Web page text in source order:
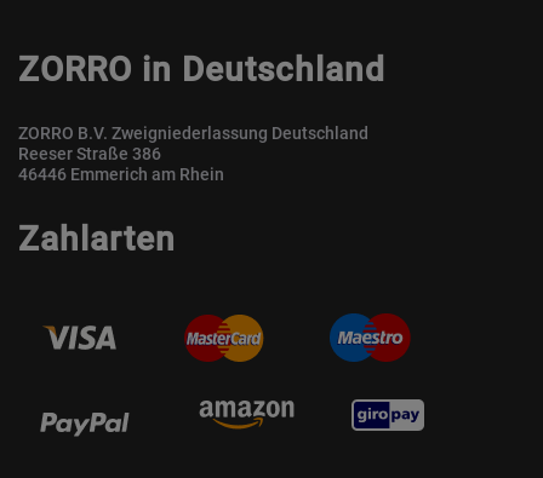
ZORRO in Deutschland
ZORRO B.V. Zweigniederlassung Deutschland
Reeser Straße 386
46446 Emmerich am Rhein
Zahlarten